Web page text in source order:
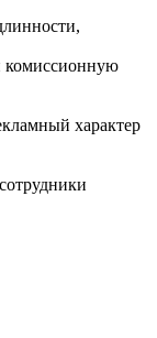
комиссионную
характер